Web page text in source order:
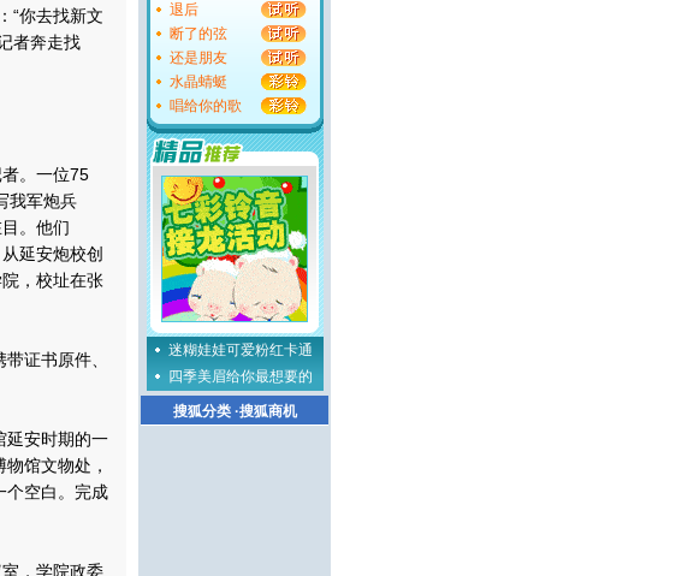
“你去找新文
者奔走找
。一位75
我军炮兵
。他们
延安炮校创
，校址在张
证书原件、
安时期的一
馆文物处，
个空白。完成
，学院政委
退后
断了的弦
还是朋友
水晶蜻蜓
唱给你的歌
迷糊娃娃可爱粉红卡通
四季美眉给你最想要的
搜狐分类·搜狐商机